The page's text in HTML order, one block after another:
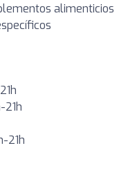
alimenticios
21h
21h